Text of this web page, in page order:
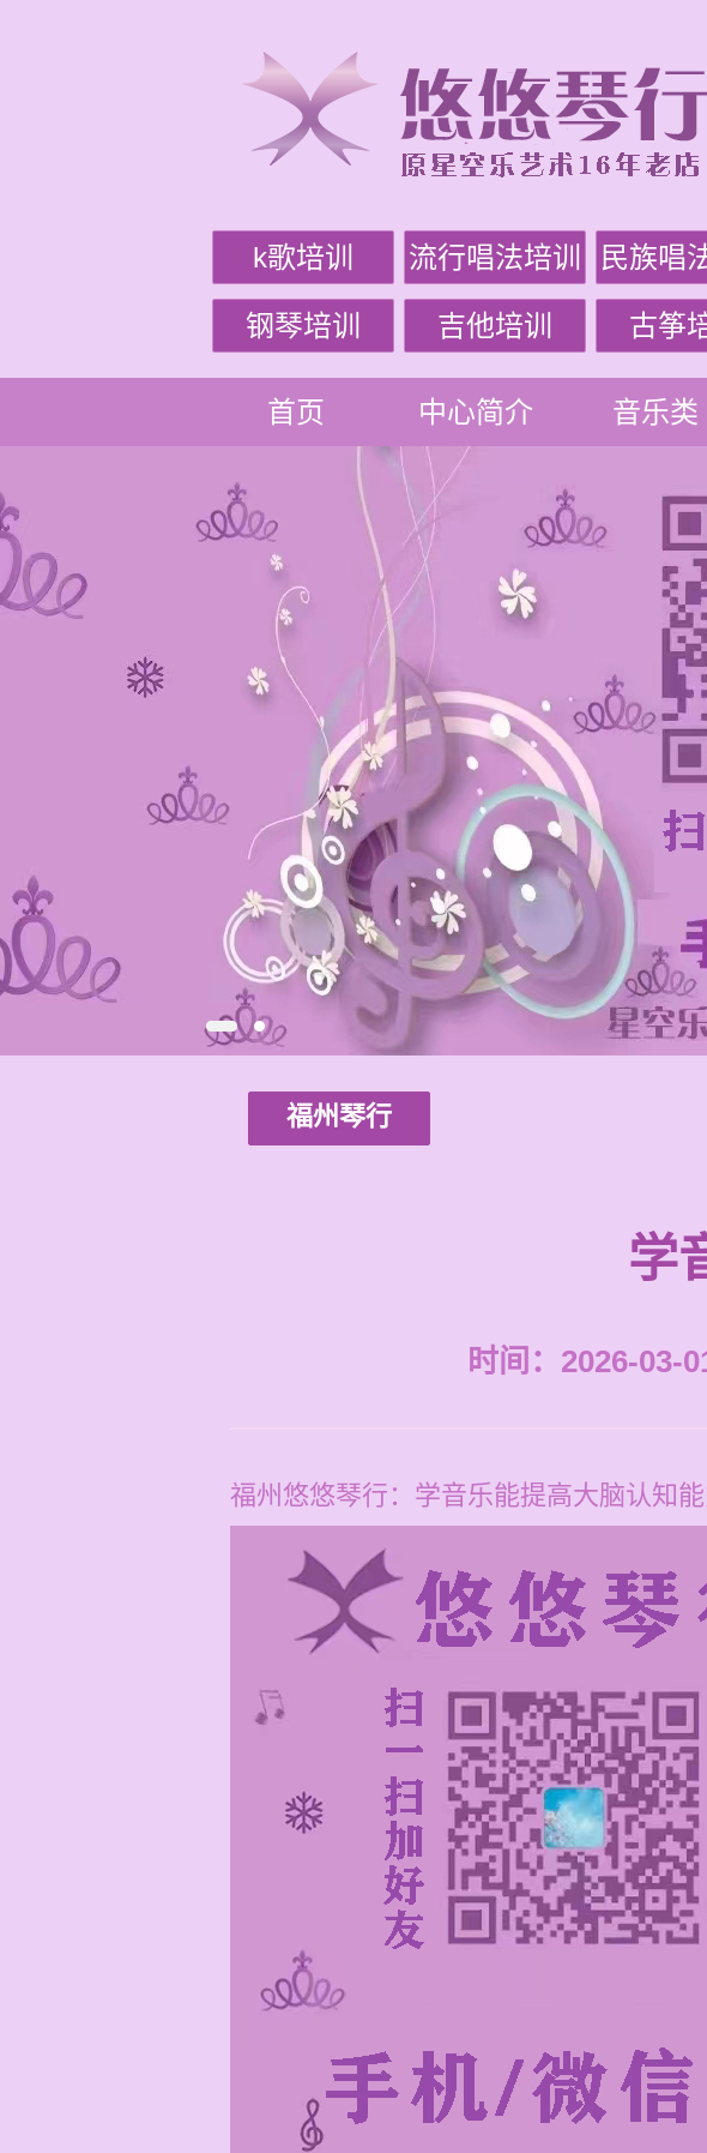
k歌培训 流行唱法培训 民族唱
钢琴培训 吉他培训 古筝
首页 中心简介 音乐类
福州琴行
学
时间：2026-03-
福州悠悠琴行：学音乐能提高大脑认知